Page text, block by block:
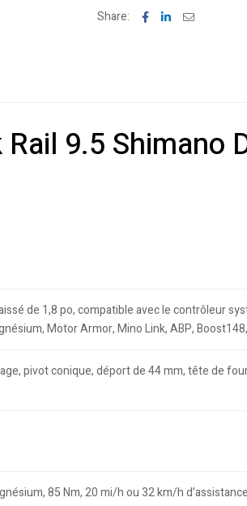
Share: Facebook
LinkedinEmail
9.5 Shimano
de 1,8 po, compatible avec le contrôleur
Motor Armor, Mino Link, ABP,
pivot conique, déport de 44 mm, tête de
85 Nm, 20 mi/h ou 32 km/h